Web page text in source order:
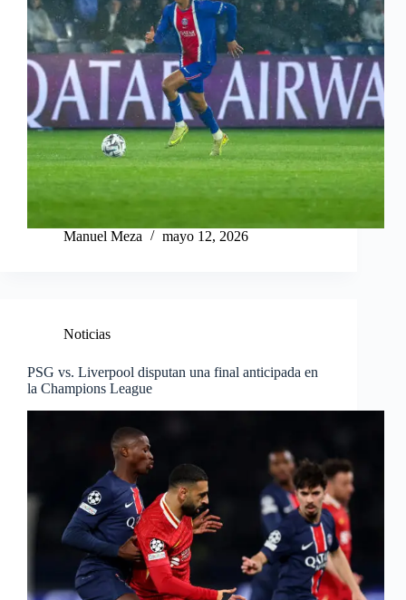
Manuel Meza mayo 12, 2026
Noticias
PSG vs. Liverpool disputan una final anticipada en
la Champions League